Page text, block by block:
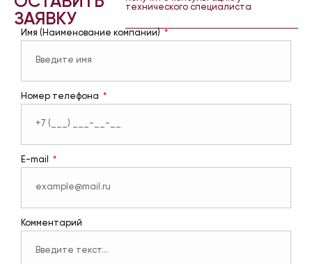
ЗАЯВКУ
технического специалиста
Имя (Наименование компании)
Номер телефона
E-mail
Комментарий